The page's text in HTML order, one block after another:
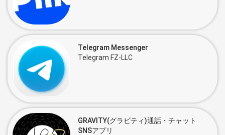
Telegram Messenger
Telegram FZ-LLC
GRAVITY(グラビティ)通話・チャット
SNSアプリ